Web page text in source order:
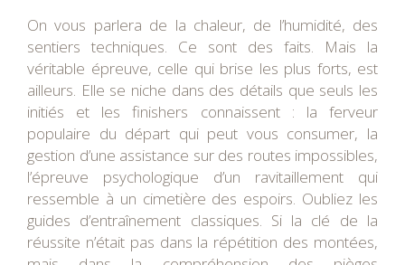
On vous parlera de la chaleur, de l’humidité, des
sentiers techniques. Ce sont des faits. Mais la
véritable épreuve, celle qui brise les plus forts, est
ailleurs. Elle se niche dans des détails que seuls les
initiés et les finishers connaissent : la ferveur
populaire du départ qui peut vous consumer, la
gestion d’une assistance sur des routes impossibles,
l’épreuve psychologique d’un ravitaillement qui
ressemble à un cimetière des espoirs. Oubliez les
guides d’entraînement classiques. Si la clé de la
réussite n’était pas dans la répétition des montées,